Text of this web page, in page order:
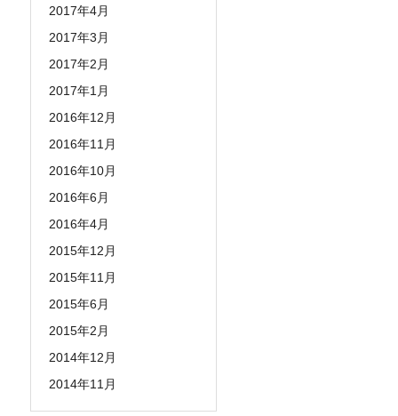
2017年4月
2017年3月
2017年2月
2017年1月
2016年12月
2016年11月
2016年10月
2016年6月
2016年4月
2015年12月
2015年11月
2015年6月
2015年2月
2014年12月
2014年11月